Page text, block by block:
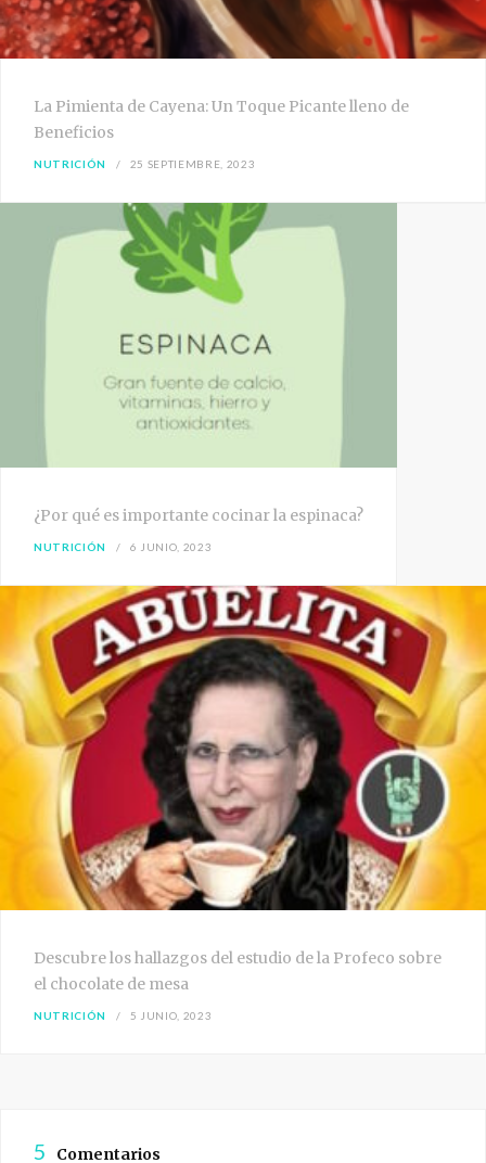
La Pimienta de Cayena: Un Toque Picante lleno de
Beneficios
NUTRICIÓN 25 SEPTIEMBRE, 2023
¿Por qué es importante cocinar la espinaca?
NUTRICIÓN 6 JUNIO, 2023
Descubre los hallazgos del estudio de la Profeco sobre
el chocolate de mesa
NUTRICIÓN 5 JUNIO, 2023
5 Comentarios